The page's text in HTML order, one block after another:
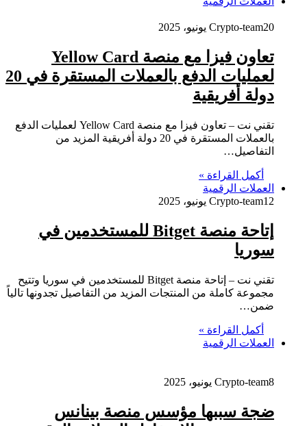
Crypto-team20 يونيو، 2025
تعاون فيزا مع منصة Yellow Card
لعمليات الدفع بالعملات المستقرة في 20
دولة أفريقية
تقني نت – تعاون فيزا مع منصة Yellow Card لعمليات الدفع
بالعملات المستقرة في 20 دولة أفريقية المزيد من
التفاصيل…
أكمل القراءة »
العملات الرقمية
Crypto-team12 يونيو، 2025
إتاحة منصة Bitget للمستخدمين في
سوريا
تقني نت – إتاحة منصة Bitget للمستخدمين في سوريا وتتيح
مجموعة كاملة من المنتجات المزيد من التفاصيل تجدونها تالياً
ضمن…
أكمل القراءة »
العملات الرقمية
Crypto-team8 يونيو، 2025
ضجة سببها مؤسس منصة بينانس